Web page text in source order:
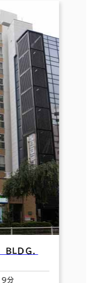
ＬＤＧ．
9分